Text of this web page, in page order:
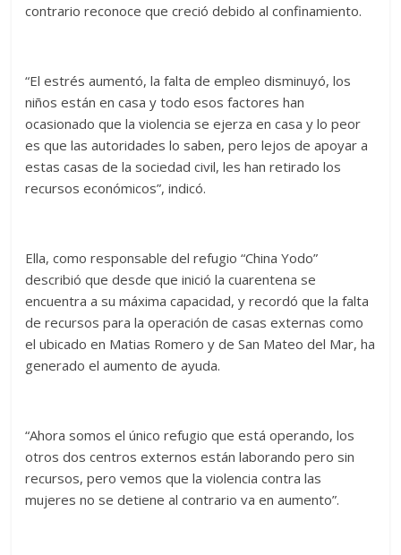
contrario reconoce que creció debido al confinamiento.
“El estrés aumentó, la falta de empleo disminuyó, los
niños están en casa y todo esos factores han
ocasionado que la violencia se ejerza en casa y lo peor
es que las autoridades lo saben, pero lejos de apoyar a
estas casas de la sociedad civil, les han retirado los
recursos económicos”, indicó.
Ella, como responsable del refugio “China Yodo”
describió que desde que inició la cuarentena se
encuentra a su máxima capacidad, y recordó que la falta
de recursos para la operación de casas externas como
el ubicado en Matias Romero y de San Mateo del Mar, ha
generado el aumento de ayuda.
“Ahora somos el único refugio que está operando, los
otros dos centros externos están laborando pero sin
recursos, pero vemos que la violencia contra las
mujeres no se detiene al contrario va en aumento”.